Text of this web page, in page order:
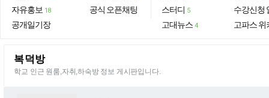
자유홍보 18
공개일기장
공식 오픈채팅 스터디 5
고대뉴스 4
수강신청
고파스 위
복덕방
학교 인근 원룸,자취,하숙방 정보 게시판입니다.